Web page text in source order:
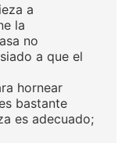
a
la
no
a que el
hornear
bastante
es adecuado;